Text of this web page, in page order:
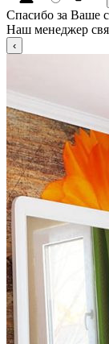
Спасибо за Ваше
Наш менеджер